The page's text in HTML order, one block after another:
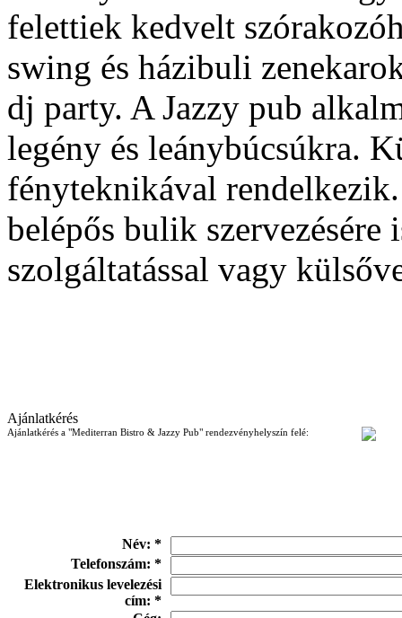
felettiek kedvelt
swing és házibuli
dj party. A Jazzy pub
legény és leánybúcsúkra.
fényteknikával
belépős bulik
szolgáltatással vagy
Ajánlatkérés
Ajánlatkérés a "Mediterran Bistro & Jazzy Pub" rendezvényhelyszín felé:
Név: *
Telefonszám: *
Elektronikus levelezési
cím: *